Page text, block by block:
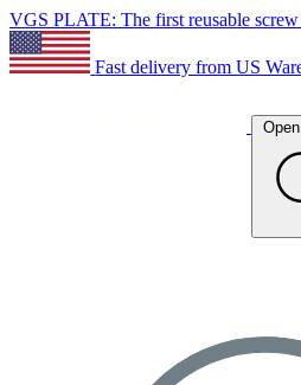
VGS PLATE: The first reusable
Fast delivery from US